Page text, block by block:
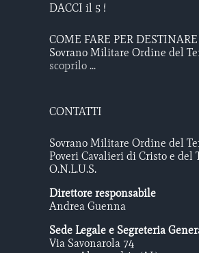
DACCI il 5 !
COME FARE PER
Sovrano Militare Ordine del
scoprilo ...
CONTATTI
Sovrano Militare Ordine del
Poveri Cavalieri di Cristo e del
O.N.L.U.S.
Direttore responsabile
Andrea Guenna
Sede Legale e Segreteria
Via Savonarola 74